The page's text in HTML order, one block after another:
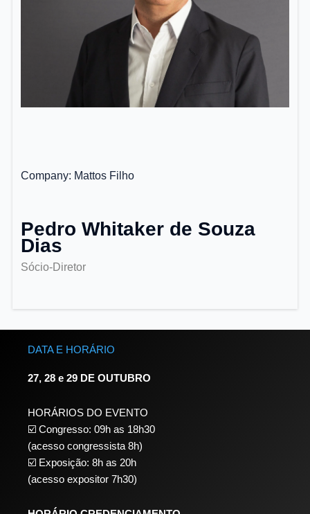
Company Mattos Filho
Pedro Whitaker de Souza
Dias
Sócio-Diretor
DATA E HORÁRIO
27, 28 e 29 DE OUTUBRO
HORÁRIOS DO EVENTO
☑️ Congresso: 09h as 18h30
(acesso congressista 8h)
☑️ Exposição: 8h as 20h
(acesso expositor 7h30)